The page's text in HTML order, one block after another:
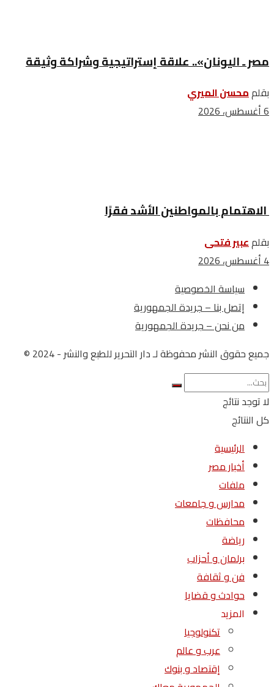
مصر ـ اليونان».. علاقة إستراتيجية وشراكة وثيقة
بقلممحسن الميري
6 أغسطس، 2026
الاهتمام بالمواطنين الأشد فقرًا
بقلمعبير فتحى
4 أغسطس، 2026
سياسة الخصوصية
إتصل بنا – جريدة الجمهورية
من نحن – جريدة الجمهورية
جميع حقوق النشر محفوظة لـ دار التحرير للطبع والنشر - 2024 ©
لا توجد نتائج
كل النتائج
الرئيسية
أخبار مصر
ملفات
مدارس و جامعات
محافظات
رياضة
برلمان و أحزاب
فن و ثقافة
حوادث و قضايا
المزيد
تكنولوجيا
عرب و عالم
إقتصاد و بنوك